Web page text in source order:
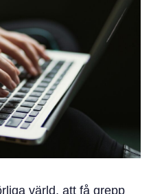
värld, att få grepp